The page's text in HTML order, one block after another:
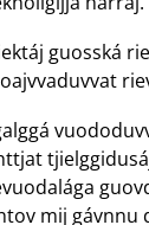
guosská
mij gávnnu